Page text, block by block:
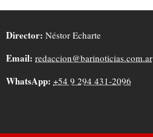
Director: Néstor Echarte
Email: redaccion@barinoticias.com.ar
WhatsApp: +54 9 294 431-2096